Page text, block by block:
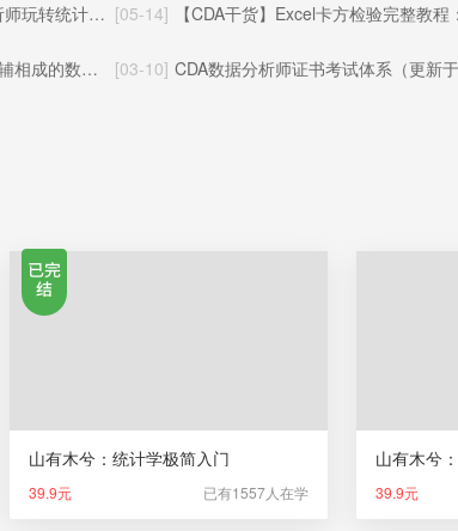
制图核心价值 [05-14] 【CDA干货】Excel卡方检验完整教程：从零上手，轻松
据决策闭环 [03-10] CDA数据分析师证书考试体系（更新于
山有木兮：统计学极简入门
39.9元 已有1557人在学
山有木兮
39.9元